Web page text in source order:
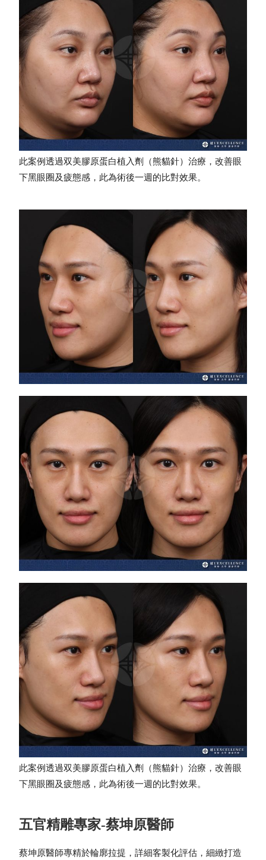
此案例透過双美膠原蛋白植入劑（熊貓針）治療，改善眼
下黑眼圈及疲態感，此為術後一週的比對效果。
此案例透過双美膠原蛋白植入劑（熊貓針）治療，改善眼
下黑眼圈及疲態感，此為術後一週的比對效果。
五官精雕專家-蔡坤原醫師
蔡坤原醫師專精於輪廓拉提，詳細客製化評估，細緻打造